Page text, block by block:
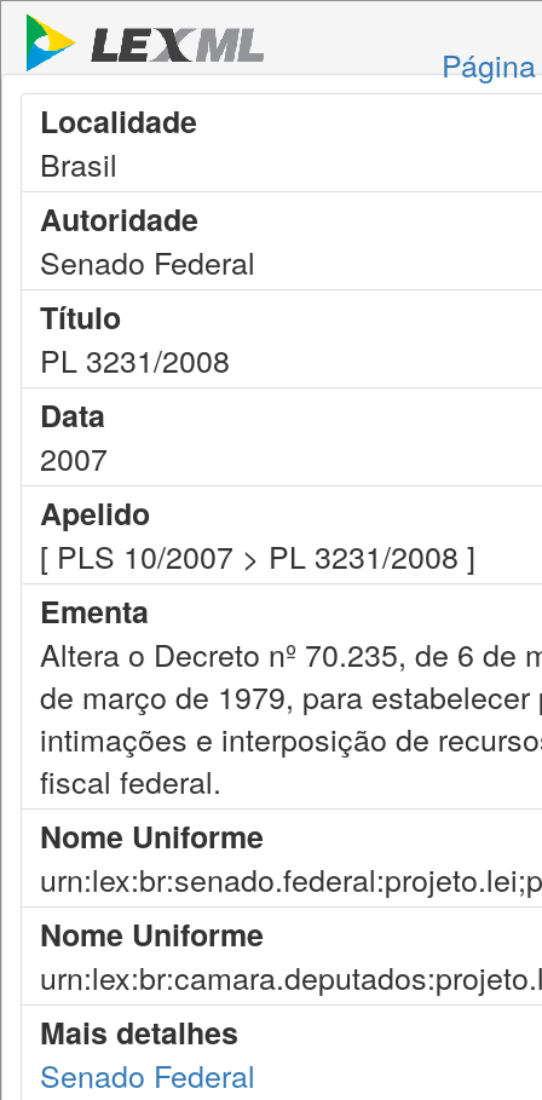
Localidade
Brasil
Autoridade
Senado Federal
Título
PL 3231/2008
Data
2007
Apelido
[ PLS 10/2007 > PL 3231/2008 ]
Ementa
Altera o Decreto nº 70.235, de 6 de
de março de 1979, para
intimações e interposição de
fiscal federal.
Nome Uniforme
Nome Uniforme
Mais detalhes
Senado Federal